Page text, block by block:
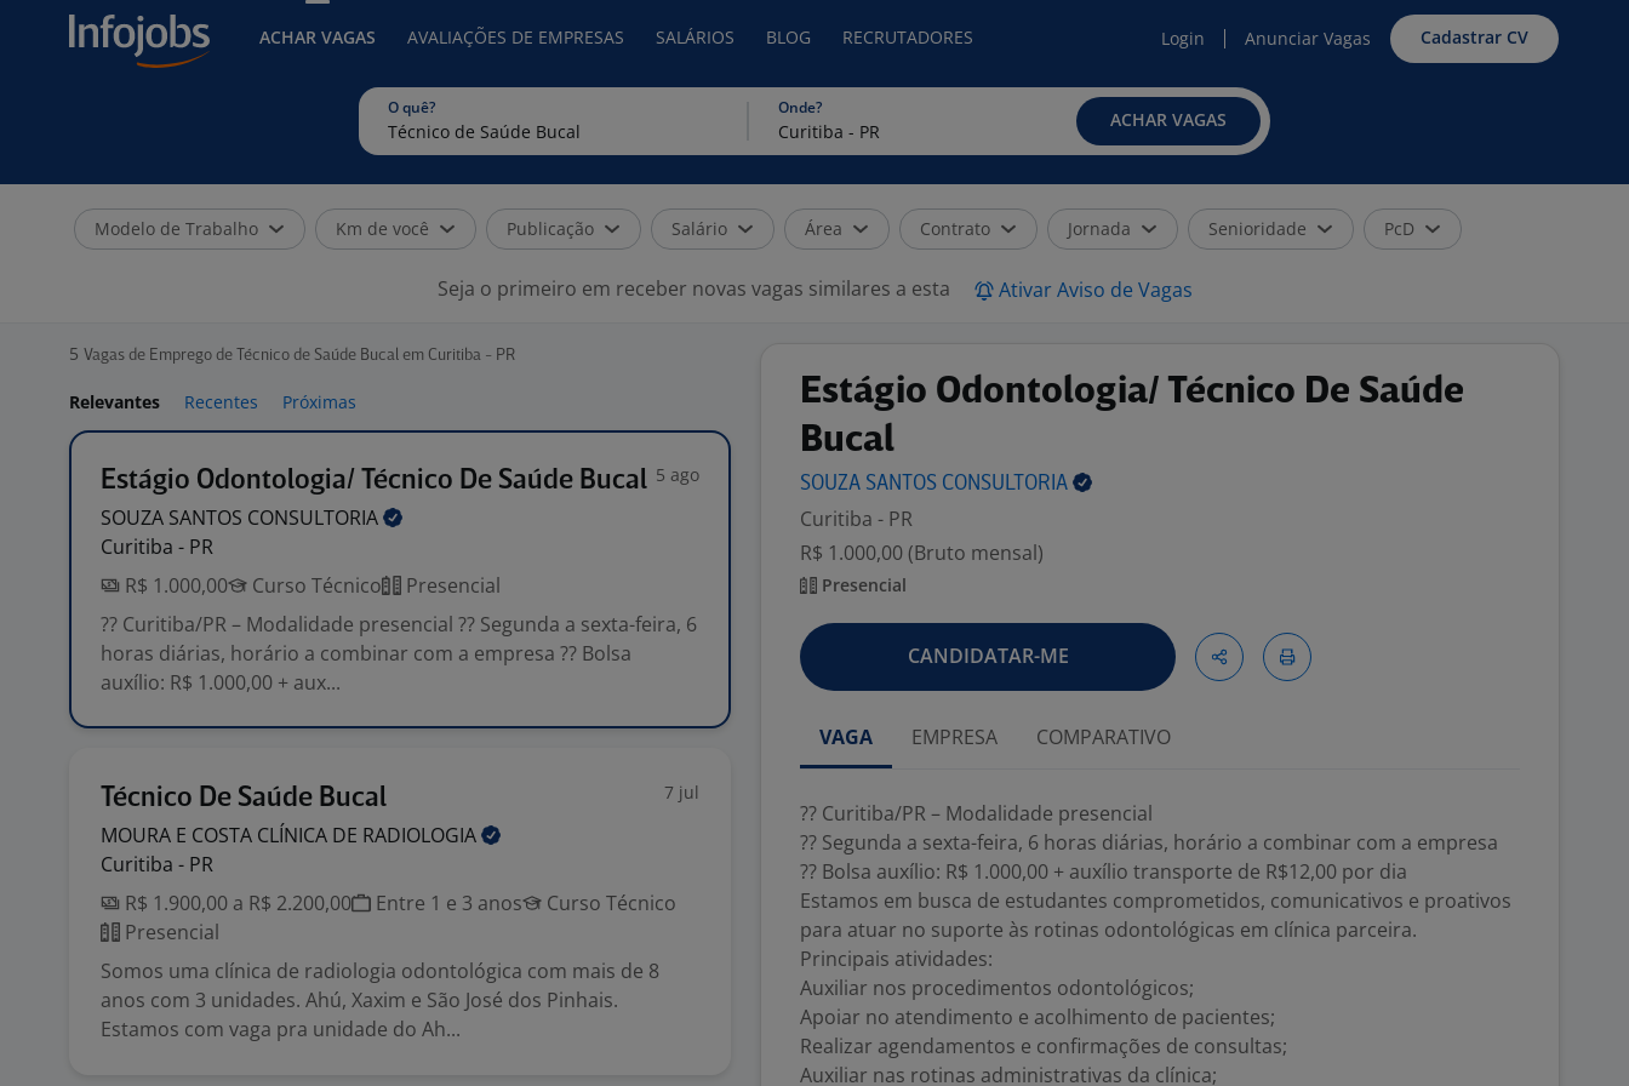
ACHAR VAGAS AVALIAÇÕES DE EMPRESAS SALÁRIOS BLOG RECRUTADORES Login Anunciar Vagas Cadastrar CV
O quê? Onde?
ACHAR VAGAS
Modelo de Trabalho Km de você Publicação Salário Área Contrato Jornada Senioridade PcD
Seja o primeiro em receber novas vagas similares a esta Ativar Aviso de Vagas
5 Vagas de Emprego de Técnico de Saúde Bucal em Curitiba - PR
Relevantes Recentes Próximas
Estágio Odontologia/ Técnico De Saúde Bucal 5 ago
SOUZA SANTOS CONSULTORIA
Curitiba - PR
R$ 1.000,00
Curso Técnico
Presencial
?? Curitiba/PR – Modalidade presencial ?? Segunda a sexta-feira, 6
horas diárias, horário a combinar com a empresa ?? Bolsa
auxílio: R$ 1.000,00 + aux...
Técnico De Saúde Bucal 7 jul
MOURA E COSTA CLÍNICA DE RADIOLOGIA
Curitiba - PR
R$ 1.900,00 a R$ 2.200,00
Entre 1 e 3 anos
Curso Técnico
Presencial
Somos uma clínica de radiologia odontológica com mais de 8
anos com 3 unidades. Ahú, Xaxim e São José dos Pinhais.
Estamos com vaga pra unidade do Ah...
Estágio Odontologia/ Técnico De Saúde
Bucal
SOUZA SANTOS CONSULTORIA
Curitiba - PR
R$ 1.000,00 (Bruto mensal)
Presencial
CANDIDATAR-ME
VAGA EMPRESA COMPARATIVO
?? Curitiba/PR – Modalidade presencial
?? Segunda a sexta-feira, 6 horas diárias, horário a combinar com a empresa
?? Bolsa auxílio: R$ 1.000,00 + auxílio transporte de R$12,00 por dia
Estamos em busca de estudantes comprometidos, comunicativos e proativos
para atuar no suporte às rotinas odontológicas em clínica parceira.
Principais atividades:
Auxiliar nos procedimentos odontológicos;
Apoiar no atendimento e acolhimento de pacientes;
Realizar agendamentos e confirmações de consultas;
Auxiliar nas rotinas administrativas da clínica;